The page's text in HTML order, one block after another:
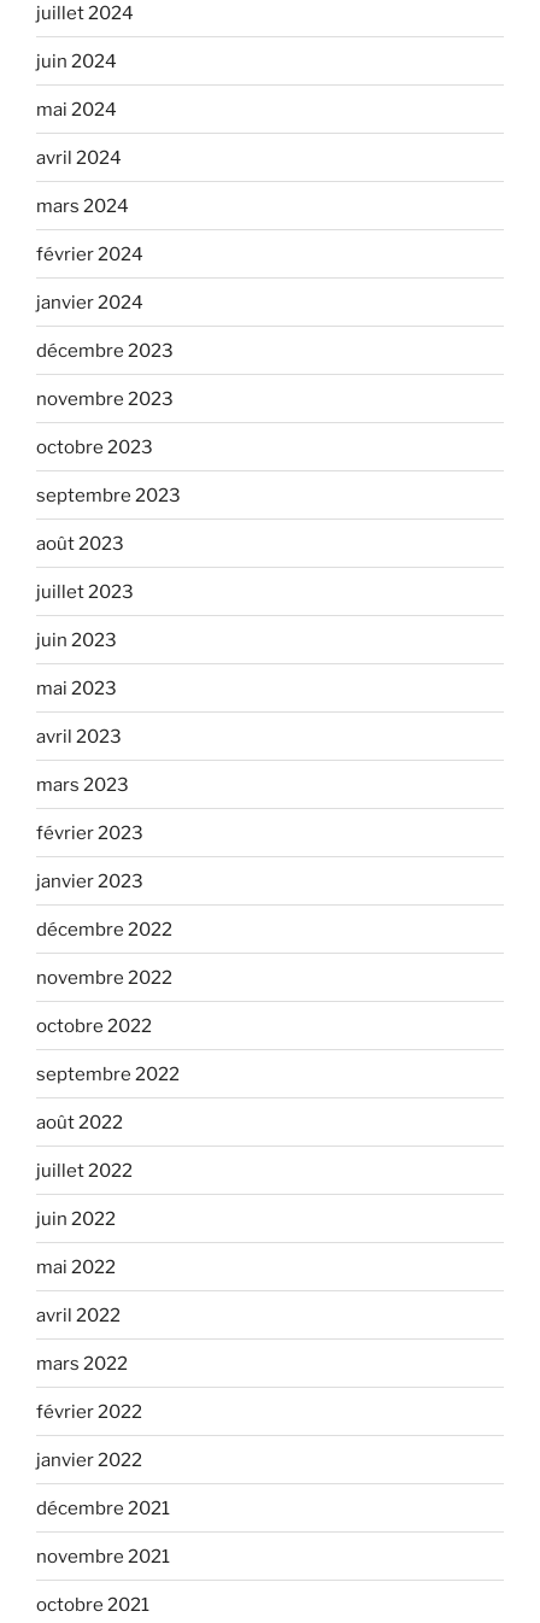
juillet 2024
juin 2024
mai 2024
avril 2024
mars 2024
février 2024
janvier 2024
décembre 2023
novembre 2023
octobre 2023
septembre 2023
août 2023
juillet 2023
juin 2023
mai 2023
avril 2023
mars 2023
février 2023
janvier 2023
décembre 2022
novembre 2022
octobre 2022
septembre 2022
août 2022
juillet 2022
juin 2022
mai 2022
avril 2022
mars 2022
février 2022
janvier 2022
décembre 2021
novembre 2021
octobre 2021